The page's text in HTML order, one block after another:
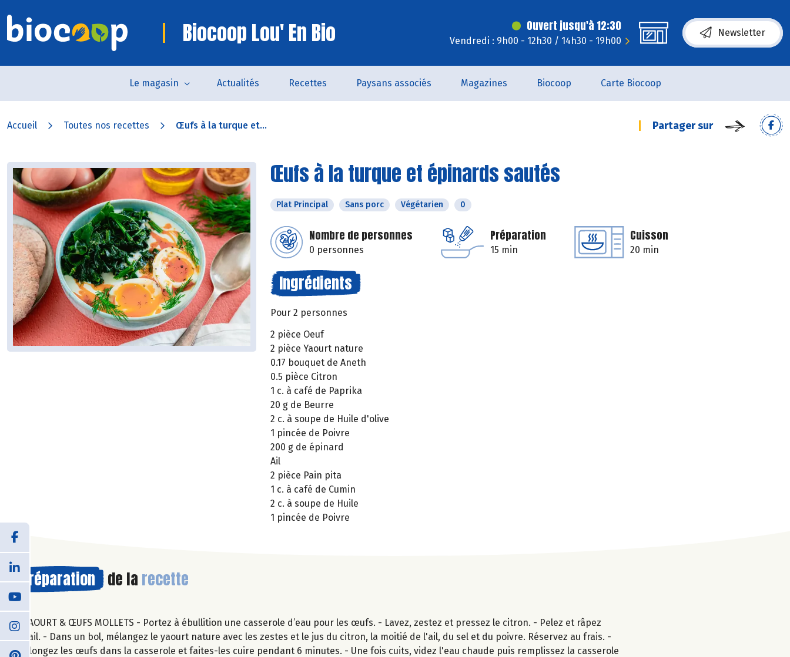
Biocoop Lou' En Bio Ouvert jusqu'à 12:30
Vendredi : 9h00 - 12h30 / 14h30 - 19h00
Newsletter
Le magasin Actualités Recettes Paysans associés Magazines Biocoop Carte Biocoop
Accueil Toutes nos recettes Œufs à la turque et... Partager sur
Œufs à la turque et épinards sautés
Plat Principal Sans porc Végétarien 0
Nombre de personnes
0 personnes
Préparation
15 min
Cuisson
20 min
Ingrédients
Pour 2 personnes
2 pièce Oeuf
2 pièce Yaourt nature
0.17 bouquet de Aneth
0.5 pièce Citron
1 c. à café de Paprika
20 g de Beurre
2 c. à soupe de Huile d'olive
1 pincée de Poivre
200 g de épinard
Ail
2 pièce Pain pita
1 c. à café de Cumin
2 c. à soupe de Huile
1 pincée de Poivre
Préparation de la recette
YAOURT & ŒUFS MOLLETS - Portez à ébullition une casserole d’eau pour les œufs. - Lavez, zestez et pressez le citron. - Pelez et râpez
l'ail. - Dans un bol, mélangez le yaourt nature avec les zestes et le jus du citron, la moitié de l'ail, du sel et du poivre. Réservez au frais. -
Plongez les œufs dans la casserole et faites-les cuire pendant 6 minutes. - Une fois cuits, videz l'eau chaude puis remplissez la casserole